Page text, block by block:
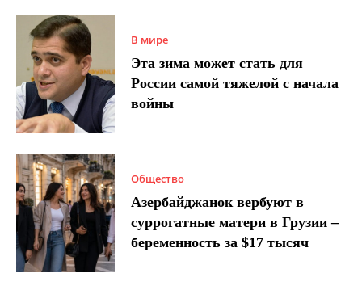
В мире
Эта зима может стать для
России самой тяжелой с начала
войны
Общество
Азербайджанок вербуют в
суррогатные матери в Грузии –
беременность за $17 тысяч